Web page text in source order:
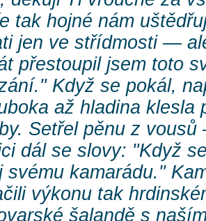
tak hojné nám
jen ve střídmosti —
přestoupil jsem toto
Když se pokál,
až hladina klesla
Setřel pěnu z
dál se slovy: "Když
svému kamarádu."
výkonu tak
šalandě s